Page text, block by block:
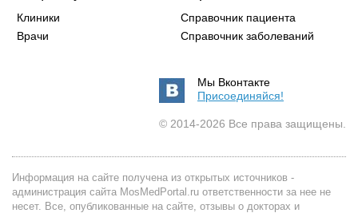
Клиники
Врачи
Справочник пациента
Справочник заболеваний
Мы Вконтакте
Присоединяйся!
© 2014-2026 Все права защищены.
Информация на сайте получена из открытых источников -
администрация сайта MosMedPortal.ru ответственности за нее не
несет. Все, опубликованные на сайте, отзывы о докторах и